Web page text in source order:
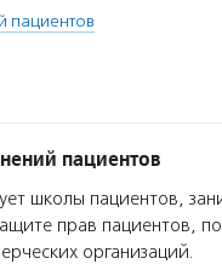
пациентов
пациентов
школы пациентов,
прав пациентов,
организаций.